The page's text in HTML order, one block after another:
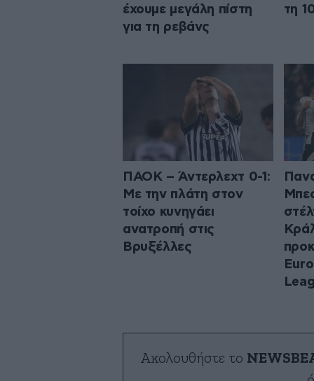
έχουμε μεγάλη πίστη
για τη ρεβάνς
τη
ΠΑΟΚ – Άντερλεχτ 0-1:
Με την πλάτη στον
τοίχο κυνηγάει
ανατροπή στις
Βρυξέλλες
Ακολουθήστε το